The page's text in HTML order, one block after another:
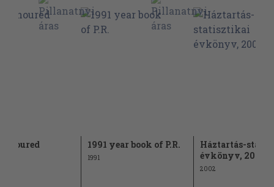
1991 year book of P.R.
1991
Háztartás-
évkönyv, 2001
2002